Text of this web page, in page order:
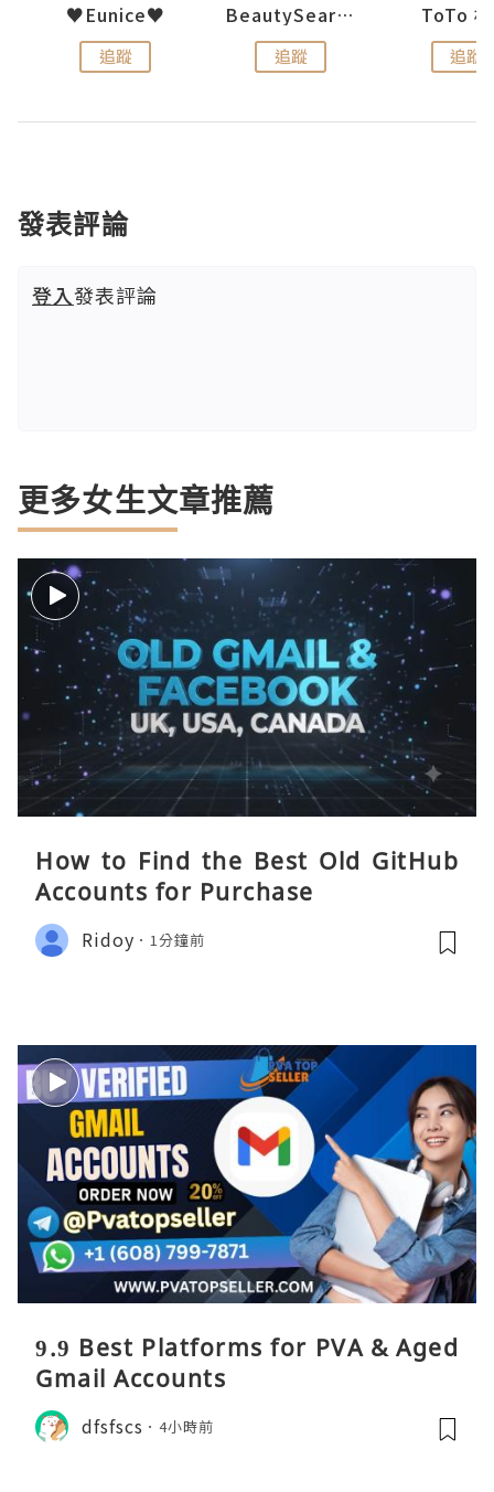
♥Eunice♥
追蹤
BeautySearch
追蹤
ToTo
追蹤
發表評論
登入發表評論
更多女生文章推薦
How to Find the Best Old GitHub
Accounts for Purchase
Ridoy 1分鐘前
9.9 Best Platforms for PVA & Aged
Gmail Accounts
dfsfscs 4小時前